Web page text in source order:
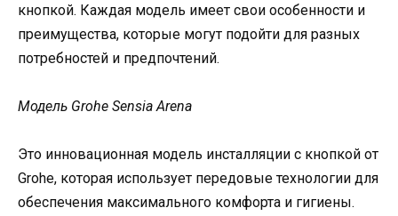
кнопкой. Каждая модель имеет свои особенности и
преимущества, которые могут подойти для разных
потребностей и предпочтений.
Модель Grohe Sensia Arena
Это инновационная модель инсталляции с кнопкой от
Grohe, которая использует передовые технологии для
обеспечения максимального комфорта и гигиены.